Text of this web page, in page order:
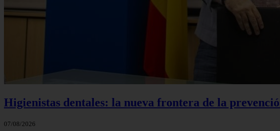
Higienistas dentales: la nueva frontera de la
07/08/2026